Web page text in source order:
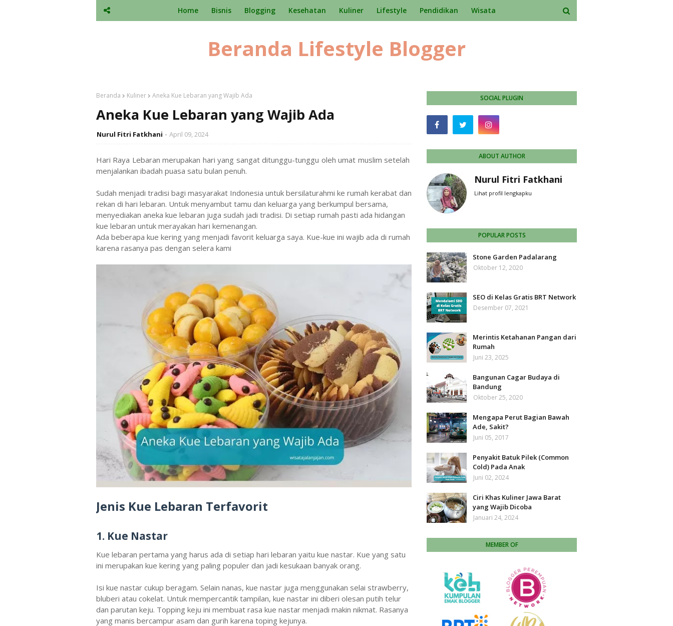
Home Bisnis Blogging Kesehatan Kuliner Lifestyle Pendidikan Wisata
Beranda Lifestyle Blogger
Beranda Kuliner Aneka Kue Lebaran yang Wajib Ada
Aneka Kue Lebaran yang Wajib Ada
Nurul Fitri Fatkhani April 09, 2024
Hari Raya Lebaran merupakan hari yang sangat ditunggu-tunggu oleh umat muslim setelah
menjalankan ibadah puasa satu bulan penuh.
Sudah menjadi tradisi bagi masyarakat Indonesia untuk bersilaturahmi ke rumah kerabat dan
rekan di hari lebaran. Untuk menyambut tamu dan keluarga yang berkumpul bersama,
menyediakan aneka kue lebaran juga sudah jadi tradisi. Di setiap rumah pasti ada hidangan
kue lebaran untuk merayakan hari kemenangan.
Ada beberapa kue kering yang menjadi favorit keluarga saya. Kue-kue ini wajib ada di rumah
karena rasanya pas dengan selera kami
Jenis Kue Lebaran Terfavorit
1. Kue Nastar
Kue lebaran pertama yang harus ada di setiap hari lebaran yaitu kue nastar. Kue yang satu
ini merupakan kue kering yang paling populer dan jadi kesukaan banyak orang.
Isi kue nastar cukup beragam. Selain nanas, kue nastar juga menggunakan selai strawberry,
bluberi atau cokelat. Untuk mempercantik tampilan, kue nastar ini diberi olesan putih telur
dan parutan keju. Topping keju ini membuat rasa kue nastar menjadi makin nikmat. Rasanya
yang manis bercampur asam dan gurih karena toping kejunya.
SOCIAL PLUGIN
ABOUT AUTHOR
Nurul Fitri Fatkhani
Lihat profil lengkapku
POPULAR POSTS
Stone Garden Padalarang
Oktober 12, 2020
SEO di Kelas Gratis BRT Network
Desember 07, 2021
Merintis Ketahanan Pangan dari
Rumah
Juni 23, 2025
Bangunan Cagar Budaya di
Bandung
Oktober 25, 2020
Mengapa Perut Bagian Bawah
Ade, Sakit?
Juni 05, 2017
Penyakit Batuk Pilek (Common
Cold) Pada Anak
Juni 02, 2024
Ciri Khas Kuliner Jawa Barat
yang Wajib Dicoba
Januari 24, 2024
MEMBER OF